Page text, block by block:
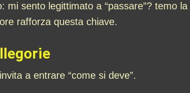
mi sento legittimato a “passare”? temo
rafforza questa chiave.
a entrare “come si deve”.